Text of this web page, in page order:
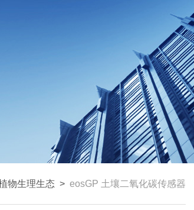
物生理生态 > eosGP 土壤二氧化碳传感器